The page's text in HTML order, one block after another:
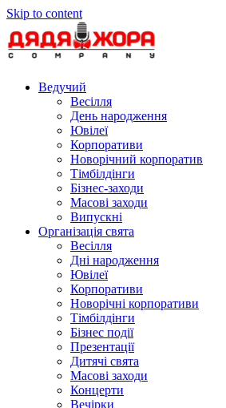
Skip to content
Ведучий
Весілля
День народження
Ювілеї
Корпоративи
Новорічний корпоратив
Тімбілдінги
Бізнес-заходи
Масові заходи
Випускні
Організація свята
Весілля
Дні народження
Ювілеї
Корпоративи
Новорічні корпоративи
Тімбілдінги
Бізнес події
Презентації
Дитячі свята
Масові заходи
Концерти
Вечірки